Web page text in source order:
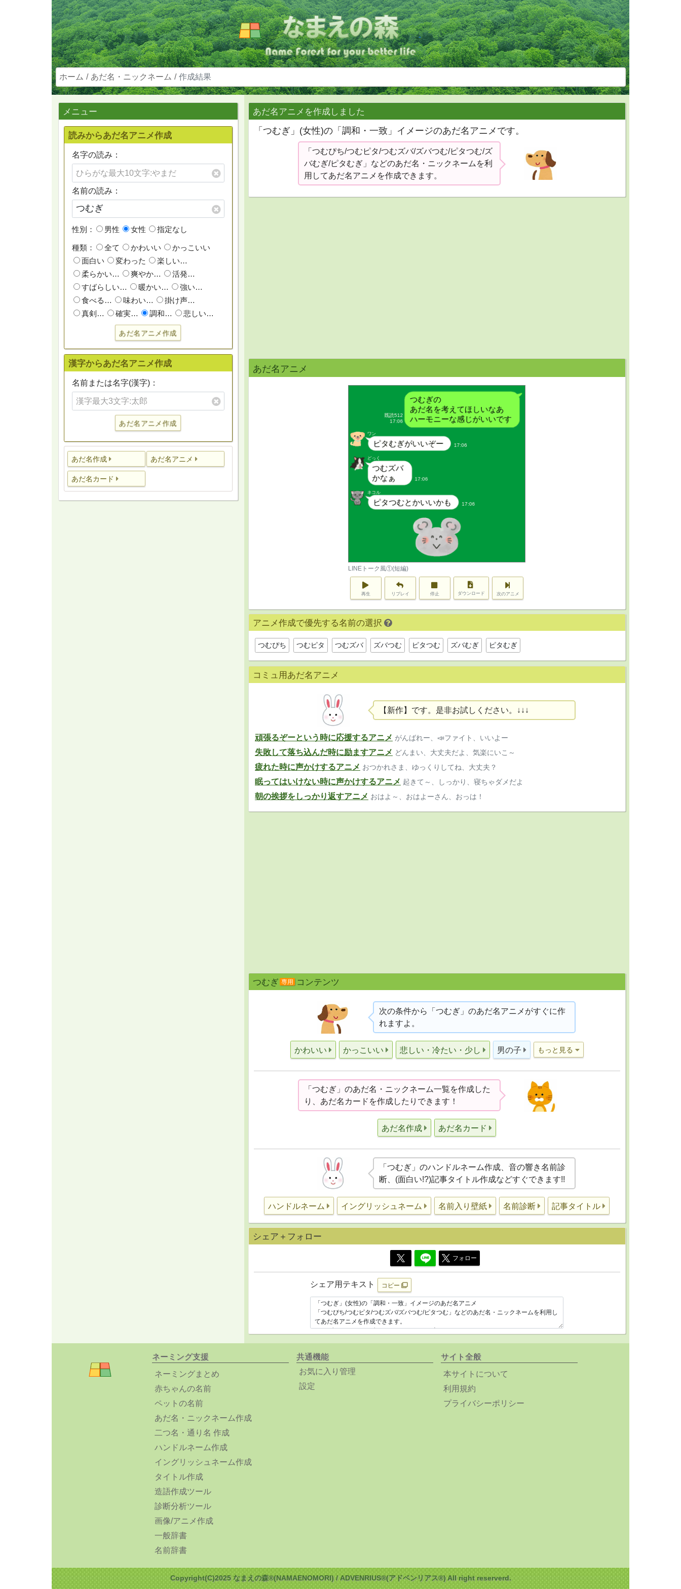
ホーム あだ名・ニックネーム 作成結果
メニュー
読みからあだ名アニメ作成
名字の読み：
名前の読み：
性別： 男性 女性 指定なし
種類： 全て かわいい
かっこいい
面白い
変わった
楽しい…
柔らかい…
爽やか…
活発…
すばらしい…
暖かい…
強い…
食べる…
味わい…
掛け声…
真剣…
確実… 調和… 悲しい…
あだ名アニメ作成
漢字からあだ名アニメ作成
名前または名字(漢字)：
あだ名アニメ作成
あだ名作成 あだ名アニメ
あだ名カード
あだ名アニメを作成しました
「つむぎ」(女性)の「調和・一致」イメージのあだ名アニメです。
「つむぴち/つむピタ/つむズバ/ズバつむ/ピタつむ/ズ
バむぎ/ピタむぎ」などのあだ名・ニックネームを利
用してあだ名アニメを作成できます。
あだ名アニメ
LINEトーク風①(短編)
再生 リプレイ 停止 ダウンロード 次のアニメ
アニメ作成で優先する名前の選択
つむぴち つむピタ つむズバ ズバつむ ピタつむ ズバむぎ ピタむぎ
コミュ用あだ名アニメ
【新作】です。是非お試しください。↓↓↓
頑張るぞーという時に応援するアニメ がんばれー、📣ファイト、いいよー
失敗して落ち込んだ時に励ますアニメ どんまい、大丈夫だよ、気楽にいこ～
疲れた時に声かけするアニメ おつかれさま、ゆっくりしてね、大丈夫？
眠ってはいけない時に声かけするアニメ 起きて～、しっかり、寝ちゃダメだよ
朝の挨拶をしっかり返すアニメ おはよ～、おはよーさん、おっは！
つむぎ 専用 コンテンツ
次の条件から「つむぎ」のあだ名アニメがすぐに作
れますよ。
かわいい かっこいい 悲しい・冷たい・少し 男の子 もっと見る
「つむぎ」のあだ名・ニックネーム一覧を作成した
り、あだ名カードを作成したりできます！
あだ名作成 あだ名カード
「つむぎ」のハンドルネーム作成、音の響き名前診
断、(面白い!?)記事タイトル作成などすぐできます!!
ハンドルネーム イングリッシュネーム 名前入り壁紙 名前診断 記事タイトル
シェア＋フォロー
フォロー
シェア用テキスト コピー
ネーミング支援
ネーミングまとめ
赤ちゃんの名前
ペットの名前
あだ名・ニックネーム作成
二つ名・通り名 作成
ハンドルネーム作成
イングリッシュネーム作成
タイトル作成
造語作成ツール
診断分析ツール
画像/アニメ作成
一般辞書
名前辞書
共通機能
お気に入り管理
設定
サイト全般
本サイトについて
利用規約
プライバシーポリシー
Copyright(C)2025 なまえの森®(NAMAENOMORI) / ADVENRIUS®(アドベンリアス®) All right reserverd.